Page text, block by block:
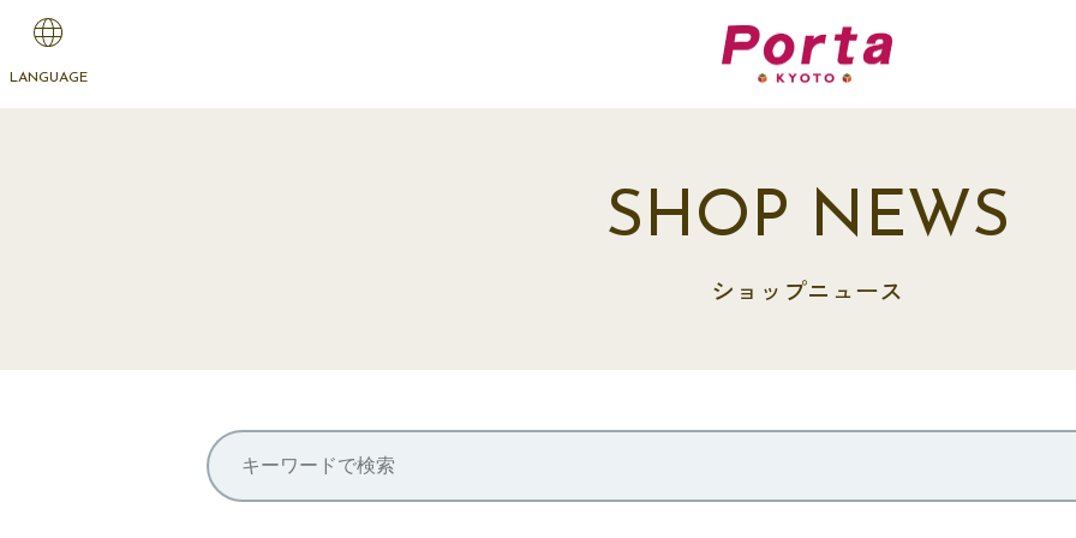
LANGUAGE
SHOP NEWS
ショップニュース